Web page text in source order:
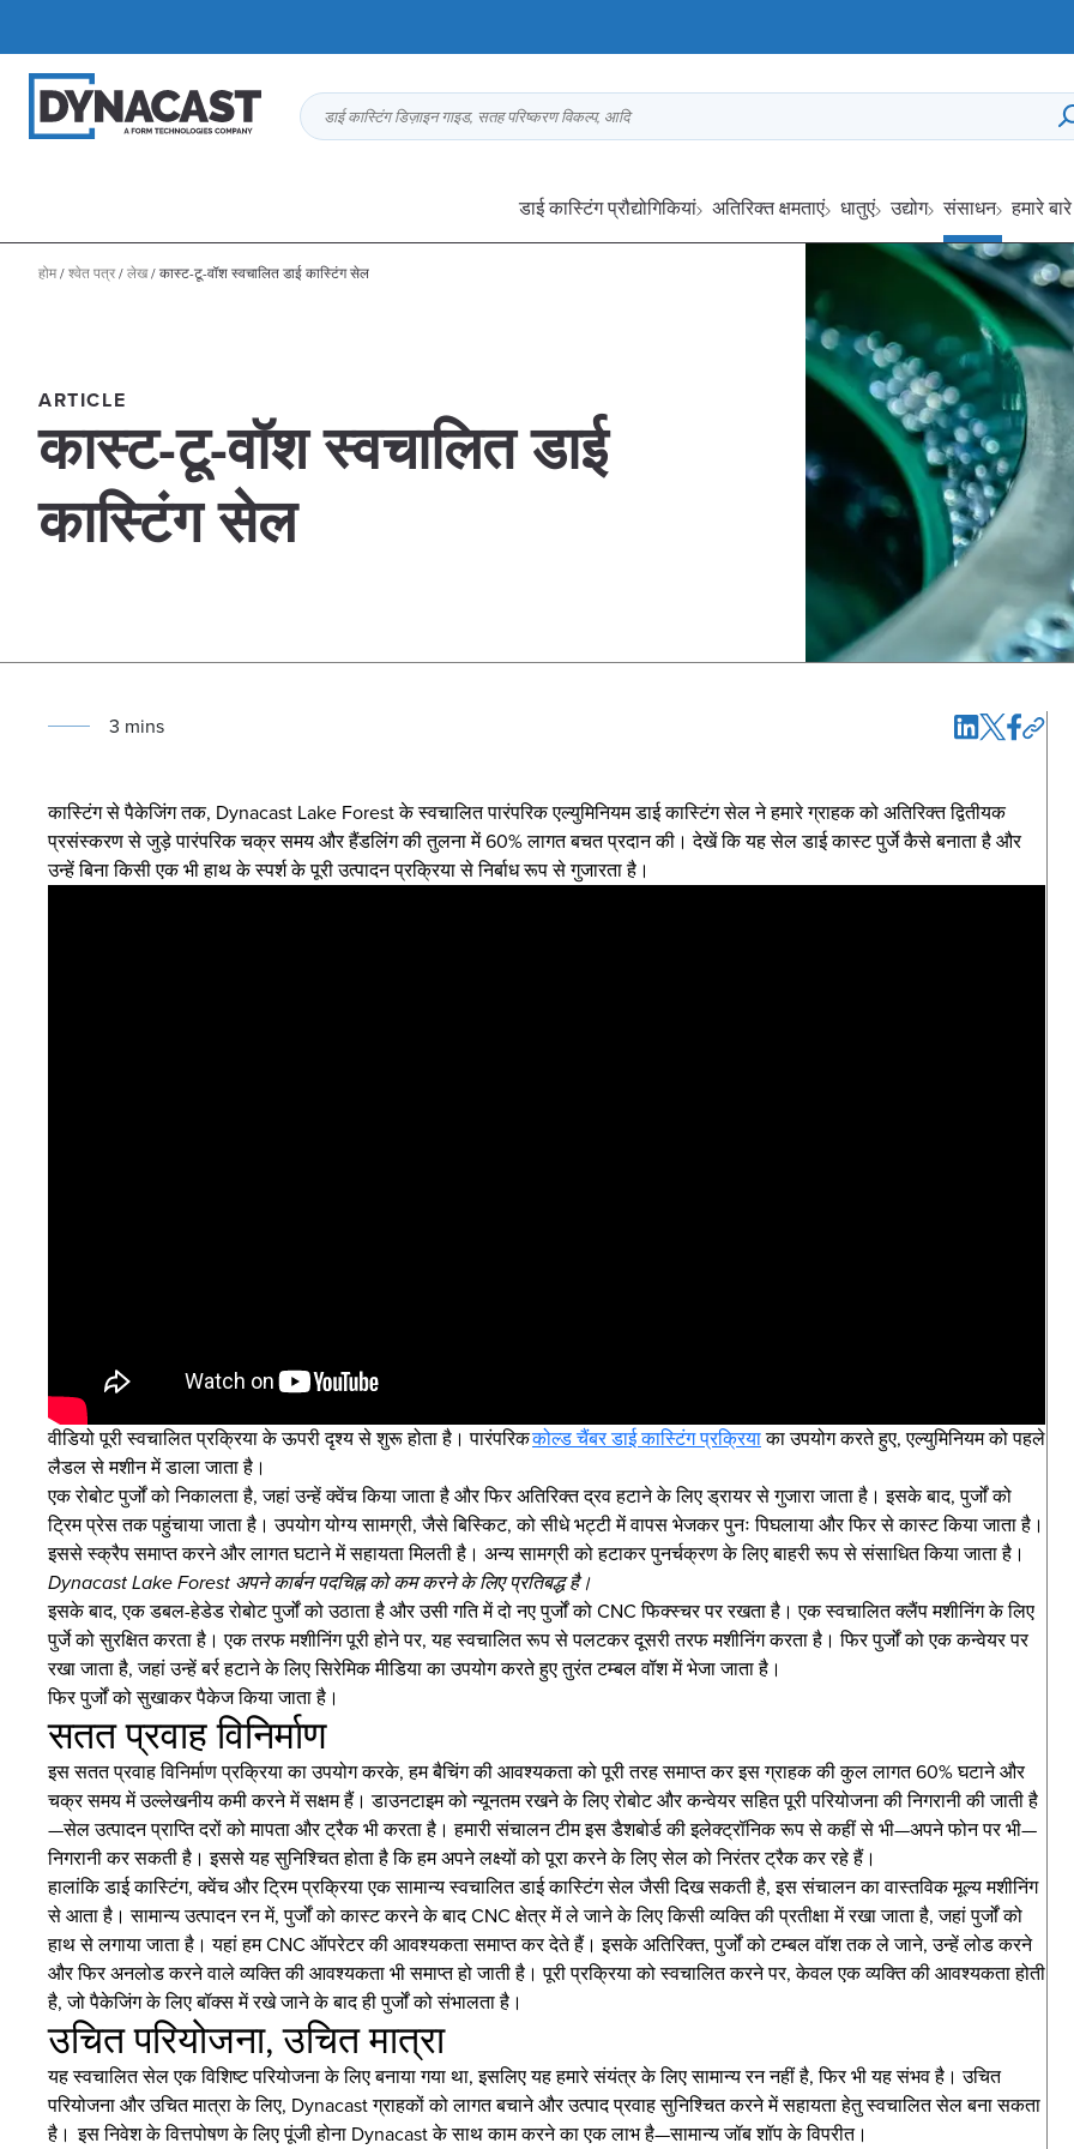
डाई कास्टिंग डिज़ाइन गाइड, सतह परिष्करण विकल्प, आदि
डाई कास्टिंग प्रौद्योगिकियां अतिरिक्त क्षमताएं धातुएं उद्योग संसाधन हमारे
होम/श्वेत पत्र/लेख/कास्ट-टू-वॉश स्वचालित डाई कास्टिंग सेल
ARTICLE
कास्ट-टू-वॉश स्वचालित डाई
कास्टिंग सेल
3 mins
कास्टिंग से पैकेजिंग तक, Dynacast Lake Forest के स्वचालित पारंपरिक एल्युमिनियम डाई कास्टिंग सेल ने हमारे ग्राहक को अतिरिक्त द्वितीयक
प्रसंस्करण से जुड़े पारंपरिक चक्र समय और हैंडलिंग की तुलना में 60% लागत बचत प्रदान की। देखें कि यह सेल डाई कास्ट पुर्जे कैसे बनाता है और
उन्हें बिना किसी एक भी हाथ के स्पर्श के पूरी उत्पादन प्रक्रिया से निर्बाध रूप से गुजारता है।
वीडियो पूरी स्वचालित प्रक्रिया के ऊपरी दृश्य से शुरू होता है। पारंपरिककोल्ड चैंबर डाई कास्टिंग प्रक्रियाका उपयोग करते हुए, एल्युमिनियम को पहले
लैडल से मशीन में डाला जाता है।
एक रोबोट पुर्जों को निकालता है, जहां उन्हें क्वेंच किया जाता है और फिर अतिरिक्त द्रव हटाने के लिए ड्रायर से गुजारा जाता है। इसके बाद, पुर्जों को
ट्रिम प्रेस तक पहुंचाया जाता है। उपयोग योग्य सामग्री, जैसे बिस्किट, को सीधे भट्टी में वापस भेजकर पुनः पिघलाया और फिर से कास्ट किया जाता है।
इससे स्क्रैप समाप्त करने और लागत घटाने में सहायता मिलती है। अन्य सामग्री को हटाकर पुनर्चक्रण के लिए बाहरी रूप से संसाधित किया जाता है।
Dynacast Lake Forest अपने कार्बन पदचिह्न को कम करने के लिए प्रतिबद्ध है।
इसके बाद, एक डबल-हेडेड रोबोट पुर्जों को उठाता है और उसी गति में दो नए पुर्जों को CNC फिक्स्चर पर रखता है। एक स्वचालित क्लैंप मशीनिंग के लिए
पुर्जे को सुरक्षित करता है। एक तरफ मशीनिंग पूरी होने पर, यह स्वचालित रूप से पलटकर दूसरी तरफ मशीनिंग करता है। फिर पुर्जों को एक कन्वेयर पर
रखा जाता है, जहां उन्हें बर्र हटाने के लिए सिरेमिक मीडिया का उपयोग करते हुए तुरंत टम्बल वॉश में भेजा जाता है।
फिर पुर्जों को सुखाकर पैकेज किया जाता है।
सतत प्रवाह विनिर्माण
इस सतत प्रवाह विनिर्माण प्रक्रिया का उपयोग करके, हम बैचिंग की आवश्यकता को पूरी तरह समाप्त कर इस ग्राहक की कुल लागत 60% घटाने और
चक्र समय में उल्लेखनीय कमी करने में सक्षम हैं। डाउनटाइम को न्यूनतम रखने के लिए रोबोट और कन्वेयर सहित पूरी परियोजना की निगरानी की जाती है
—सेल उत्पादन प्राप्ति दरों को मापता और ट्रैक भी करता है। हमारी संचालन टीम इस डैशबोर्ड की इलेक्ट्रॉनिक रूप से कहीं से भी—अपने फोन पर भी—
निगरानी कर सकती है। इससे यह सुनिश्चित होता है कि हम अपने लक्ष्यों को पूरा करने के लिए सेल को निरंतर ट्रैक कर रहे हैं।
हालांकि डाई कास्टिंग, क्वेंच और ट्रिम प्रक्रिया एक सामान्य स्वचालित डाई कास्टिंग सेल जैसी दिख सकती है, इस संचालन का वास्तविक मूल्य मशीनिंग
से आता है। सामान्य उत्पादन रन में, पुर्जों को कास्ट करने के बाद CNC क्षेत्र में ले जाने के लिए किसी व्यक्ति की प्रतीक्षा में रखा जाता है, जहां पुर्जों को
हाथ से लगाया जाता है। यहां हम CNC ऑपरेटर की आवश्यकता समाप्त कर देते हैं। इसके अतिरिक्त, पुर्जों को टम्बल वॉश तक ले जाने, उन्हें लोड करने
और फिर अनलोड करने वाले व्यक्ति की आवश्यकता भी समाप्त हो जाती है। पूरी प्रक्रिया को स्वचालित करने पर, केवल एक व्यक्ति की आवश्यकता होती
है, जो पैकेजिंग के लिए बॉक्स में रखे जाने के बाद ही पुर्जों को संभालता है।
उचित परियोजना, उचित मात्रा
यह स्वचालित सेल एक विशिष्ट परियोजना के लिए बनाया गया था, इसलिए यह हमारे संयंत्र के लिए सामान्य रन नहीं है, फिर भी यह संभव है। उचित
परियोजना और उचित मात्रा के लिए, Dynacast ग्राहकों को लागत बचाने और उत्पाद प्रवाह सुनिश्चित करने में सहायता हेतु स्वचालित सेल बना सकता
है। इस निवेश के वित्तपोषण के लिए पूंजी होना Dynacast के साथ काम करने का एक लाभ है—सामान्य जॉब शॉप के विपरीत।